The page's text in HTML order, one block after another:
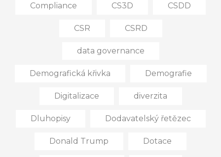
Compliance CS3D CSDD
CSR CSRD
data governance
Demografická křivka Demografie
Digitalizace diverzita
Dluhopisy Dodavatelský řetězec
Donald Trump Dotace